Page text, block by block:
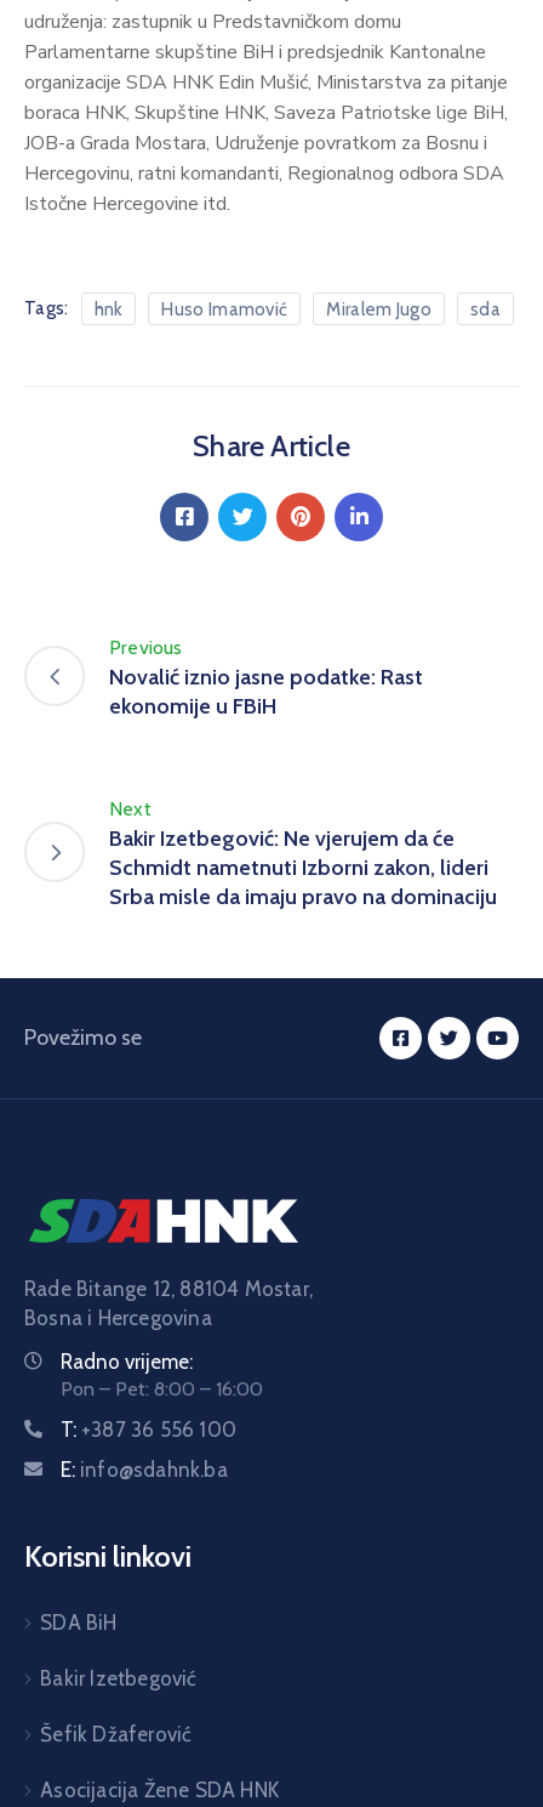
udruženja: zastupnik u Predstavničkom domu
Parlamentarne skupštine BiH i predsjednik Kantonalne
organizacije SDA HNK Edin Mušić, Ministarstva za pitanje
boraca HNK, Skupštine HNK, Saveza Patriotske lige BiH,
JOB-a Grada Mostara, Udruženje povratkom za Bosnu i
Hercegovinu, ratni komandanti, Regionalnog odbora SDA
Istočne Hercegovine itd.
Tags: hnk Huso Imamović Miralem Jugo sda
Share Article
Previous
Novalić iznio jasne podatke: Rast
ekonomije u FBiH
Next
Bakir Izetbegović: Ne vjerujem da će
Schmidt nametnuti Izborni zakon, lideri
Srba misle da imaju pravo na dominaciju
Povežimo se
Rade Bitange 12, 88104 Mostar,
Bosna i Hercegovina
Radno vrijeme:
Pon – Pet: 8:00 – 16:00
T: +387 36 556 100
E: info@sdahnk.ba
Korisni linkovi
SDA BiH
Bakir Izetbegović
Šefik Džaferović
Asocijacija Žene SDA HNK